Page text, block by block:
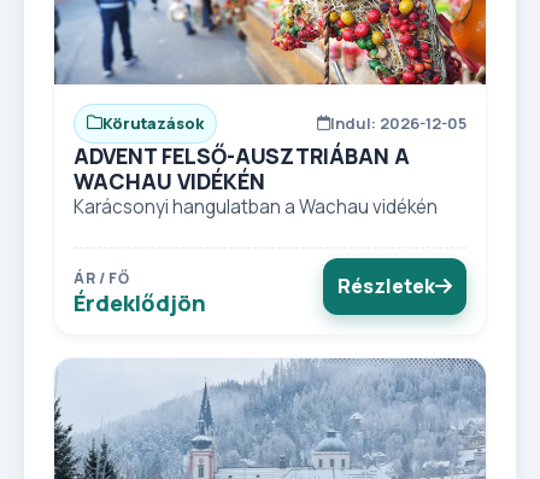
Körutazások Indul: 2026-12-05
ADVENT FELSŐ-AUSZTRIÁBAN A
WACHAU VIDÉKÉN
Karácsonyi hangulatban a Wachau vidékén
ÁR / FŐ
Érdeklődjön
Részletek